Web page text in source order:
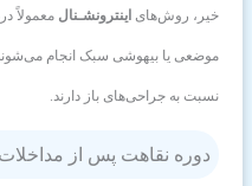
خیر، روش‌هایاینترونشـنالمعمولاً
موضعی یا بیهوشی سبک انجام
نسبت به جراحی‌های باز دارند.
دوره نقاهت پس از